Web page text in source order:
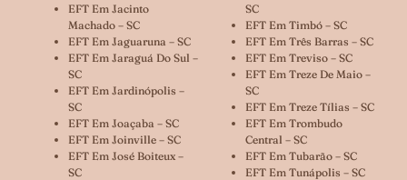
EFT Em Jacinto
Machado – SC
EFT Em Jaguaruna – SC
EFT Em Jaraguá Do Sul –
SC
EFT Em Jardinópolis –
SC
EFT Em Joaçaba – SC
EFT Em Joinville – SC
EFT Em José Boiteux –
SC
SC
EFT Em Timbó – SC
EFT Em Três Barras – SC
EFT Em Treviso – SC
EFT Em Treze De Maio –
SC
EFT Em Treze Tílias – SC
EFT Em Trombudo
Central – SC
EFT Em Tubarão – SC
EFT Em Tunápolis – SC